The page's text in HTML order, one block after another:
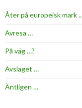
Åter på europeisk mark ..
Avresa …
På väg …?
Avslaget …
Äntligen …